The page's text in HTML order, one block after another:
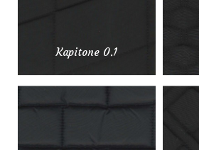
Kapitone 0.1